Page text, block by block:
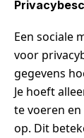
Een sociale
voor
gegevens
Je hoeft
te voeren
op. Dit